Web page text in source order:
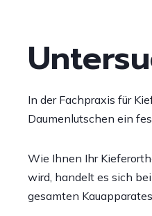
In der Fachpraxis für
Daumenlutschen ein
Wie Ihnen Ihr
wird, handelt es sich
gesamten